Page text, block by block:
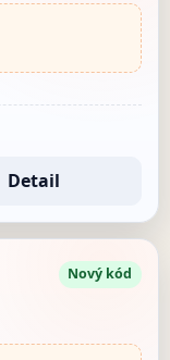
Detail
Nový kód